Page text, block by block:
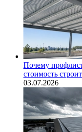
Почему
стоимость
03.07.2026